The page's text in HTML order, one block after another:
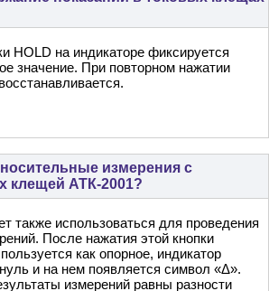
HOLD на индикаторе фиксируется
значение. При повторном нажатии
измерения с
АТК-2001?
также использоваться для проведения
После нажатия этой кнопки
как опорное, индикатор
и на нем появляется символ «Δ».
измерений равны разности